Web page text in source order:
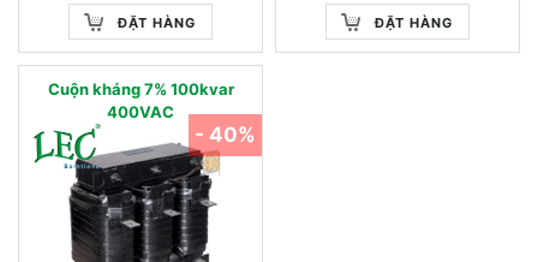
ĐẶT HÀNG ĐẶT HÀNG
Cuộn kháng 7% 100kvar
400VAC
- 40%